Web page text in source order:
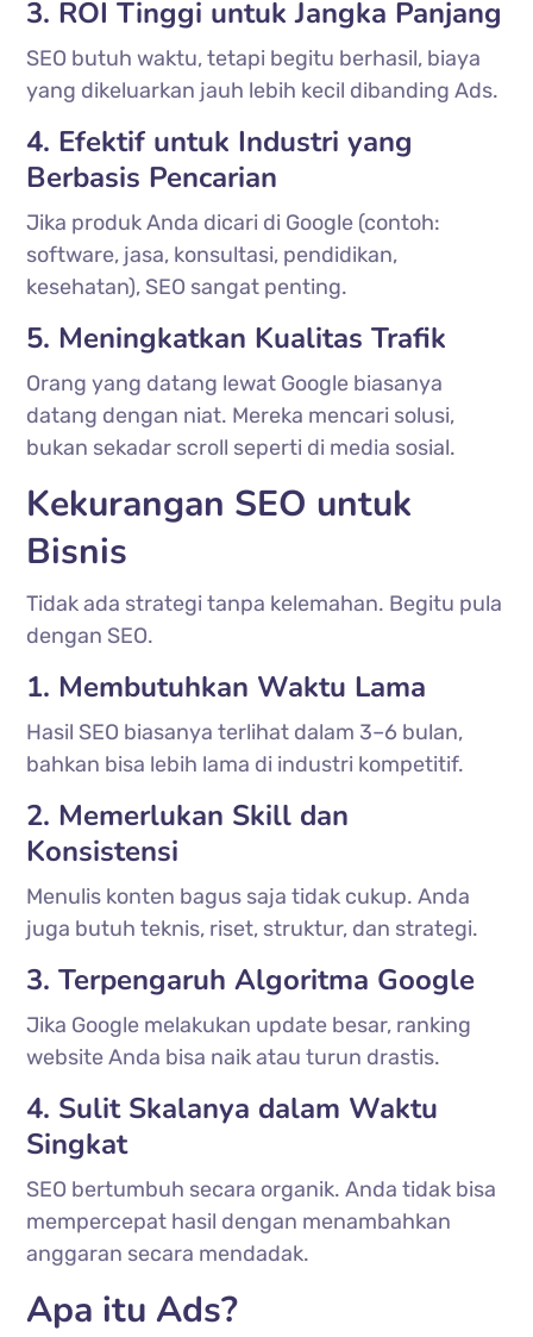
3. ROI Tinggi untuk Jangka Panjang
SEO butuh waktu, tetapi begitu berhasil, biaya
yang dikeluarkan jauh lebih kecil dibanding Ads.
4. Efektif untuk Industri yang
Berbasis Pencarian
Jika produk Anda dicari di Google (contoh:
software, jasa, konsultasi, pendidikan,
kesehatan), SEO sangat penting.
5. Meningkatkan Kualitas Trafik
Orang yang datang lewat Google biasanya
datang dengan niat. Mereka mencari solusi,
bukan sekadar scroll seperti di media sosial.
Kekurangan SEO untuk
Bisnis
Tidak ada strategi tanpa kelemahan. Begitu pula
dengan SEO.
1. Membutuhkan Waktu Lama
Hasil SEO biasanya terlihat dalam 3–6 bulan,
bahkan bisa lebih lama di industri kompetitif.
2. Memerlukan Skill dan
Konsistensi
Menulis konten bagus saja tidak cukup. Anda
juga butuh teknis, riset, struktur, dan strategi.
3. Terpengaruh Algoritma Google
Jika Google melakukan update besar, ranking
website Anda bisa naik atau turun drastis.
4. Sulit Skalanya dalam Waktu
Singkat
SEO bertumbuh secara organik. Anda tidak bisa
mempercepat hasil dengan menambahkan
anggaran secara mendadak.
Apa itu Ads?